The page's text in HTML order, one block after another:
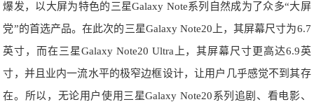
爆发，以大屏为特色的三星Galaxy Note系列自然成为了众多“大屏
党”的首选产品。在此次的三星Galaxy Note20上，其屏幕尺寸为6.7
英寸，而在三星Galaxy Note20 Ultra上，其屏幕尺寸更高达6.9英
寸，并且业内一流水平的极窄边框设计，让用户几乎感觉不到其存
在。所以，无论用户使用三星Galaxy Note20系列追剧、看电影、